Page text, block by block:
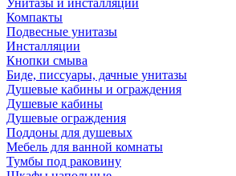
Унитазы и инсталляции
Компакты
Подвесные унитазы
Инсталляции
Кнопки смыва
Биде, писсуары, дачные унитазы
Душевые кабины и ограждения
Душевые кабины
Душевые ограждения
Поддоны для душевых
Мебель для ванной комнаты
Тумбы под раковину